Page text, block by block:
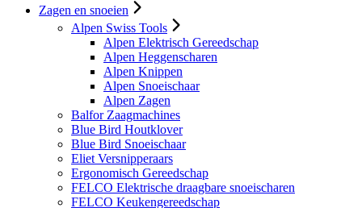
Zagen en snoeien
Alpen Swiss Tools
Alpen Elektrisch Gereedschap
Alpen Heggenscharen
Alpen Knippen
Alpen Snoeischaar
Alpen Zagen
Balfor Zaagmachines
Blue Bird Houtklover
Blue Bird Snoeischaar
Eliet Versnipperaars
Ergonomisch Gereedschap
FELCO Elektrische draagbare snoeischaren
FELCO Keukengereedschap